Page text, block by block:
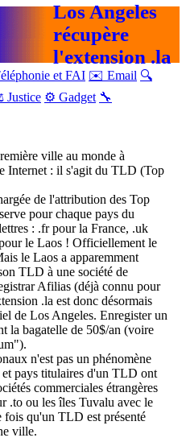
Los Angeles
récupère
l'extension .la
et FAI ✉️ Email 🔍
Justice ⚙️ Gadget 🔧
ville au monde à
Internet : il s'agit du TLD (Top
de l'attribution des Top
pour chaque pays du
: .fr pour la France, .uk
le Laos ! Officiellement le
le Laos a apparemment
TLD à une société de
Afilias (déjà connu pour
.la est donc désormais
de Los Angeles. Enregister un
la bagatelle de 50$/an (voire
n'est pas un phénomène
pays titulaires d'un TLD ont
commerciales étrangères
.to ou les îles Tuvalu avec le
fois qu'un TLD est présenté
ville.